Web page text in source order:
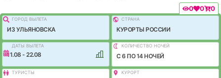
0 0 0
ГОРОД ВЫЛEТА
ИЗ УЛЬЯНОВСКА
СТРАНА
КУРОРТЫ РОССИИ
ДАТЫ ВЫЛЕТА
11.08 - 22.08
КОЛИЧЕСТВО НОЧЕЙ
C 6 ПО 14 НОЧЕЙ
ТУРИСТЫ КУРОРТ